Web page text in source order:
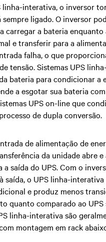
linha-interativa, o inversor
sempre ligado. O inversor
carregar a bateria enquanto
e transferir para a
falha, o que
tensão. Sistemas UPS
bateria para condicionar a
a esgotar sua bateria
UPS on-line que
de dupla conversão.
de alimentação de
da unidade abre
a saída do UPS. Com o
saída, o UPS linha-
e produz menos
quanto comparado ao UPS
linha-interativa são
montagem em rack